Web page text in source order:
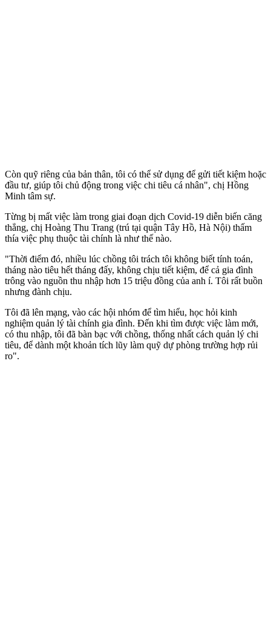
Còn quỹ riêng của bản thân, tôi có thể sử dụng để gửi tiết kiệm hoặc
đầu tư, giúp tôi chủ động trong việc chi tiêu cá nhân", chị Hồng
Minh tâm sự.
Từng bị mất việc làm trong giai đoạn dịch Covid-19 diễn biến căng
thẳng, chị Hoàng Thu Trang (trú tại quận Tây Hồ, Hà Nội) thấm
thía việc phụ thuộc tài chính là như thế nào.
"Thời điểm đó, nhiều lúc chồng tôi trách tôi không biết tính toán,
tháng nào tiêu hết tháng đấy, không chịu tiết kiệm, để cả gia đình
trông vào nguồn thu nhập hơn 15 triệu đồng của anh í. Tôi rất buồn
nhưng đành chịu.
Tôi đã lên mạng, vào các hội nhóm để tìm hiểu, học hỏi kinh
nghiệm quản lý tài chính gia đình. Đến khi tìm được việc làm mới,
có thu nhập, tôi đã bàn bạc với chồng, thống nhất cách quản lý chi
tiêu, để dành một khoản tích lũy làm quỹ dự phòng trường hợp rủi
ro".